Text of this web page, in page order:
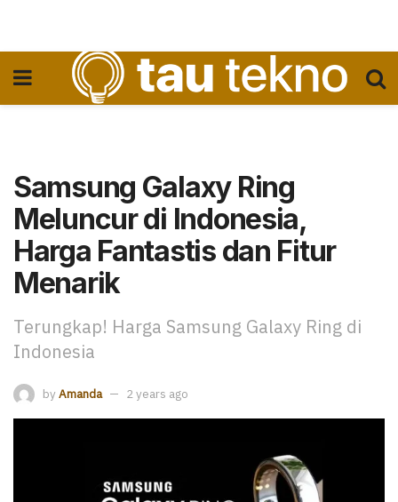
Samsung Galaxy Ring
Meluncur di Indonesia,
Harga Fantastis dan Fitur
Menarik
Terungkap! Harga Samsung Galaxy Ring di
Indonesia
by Amanda 2 years ago